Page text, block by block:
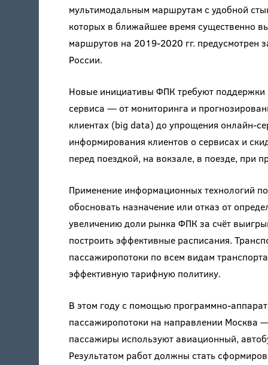
мультимодальным маршрутам с удобной
которых в ближайшее время существенно
маршрутов на 2019-2020 гг. предусмотрен
России.
Новые инициативы ФПК требуют поддержки
сервиса — от мониторинга и
клиентах (big data) до упрощения онлайн-
информирования клиентов о сервисах и
перед поездкой, на вокзале, в поезде, при
Применение информационных технологий
обосновать назначение или отказ от
увеличению доли рынка ФПК за счёт
построить эффективные расписания.
пассажиропотоки по всем видам
эффективную тарифную политику.
В этом году с помощью программно-
пассажиропотоки на направлении Москва
пассажиры используют авиационный,
Результатом работ должны стать